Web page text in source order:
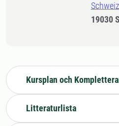
Schweiz
19030
Kursplan och
Litteraturlista